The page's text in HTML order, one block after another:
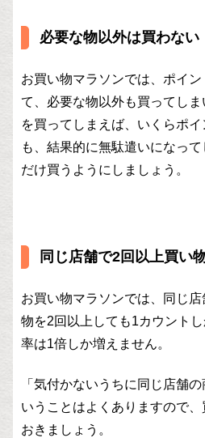
必要な物以外は買わない
お買い物マラソンでは、ポイン
て、必要な物以外も買ってし
を買ってしまえば、いくらポ
も、結果的に無駄遣いになっ
だけ買うようにしましょう。
同じ店舗で2回以上買い
お買い物マラソンでは、同じ
物を2回以上しても1カウント
率は1倍しか増えません。
「気付かないうちに同じ店舗
いうことはよくありますので
おきましょう。